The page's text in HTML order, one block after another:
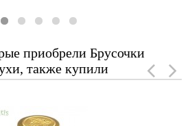
приобрели Брусочки
также купили